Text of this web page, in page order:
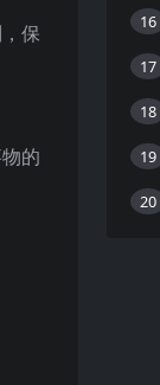
保
的
16
17
18
19
20